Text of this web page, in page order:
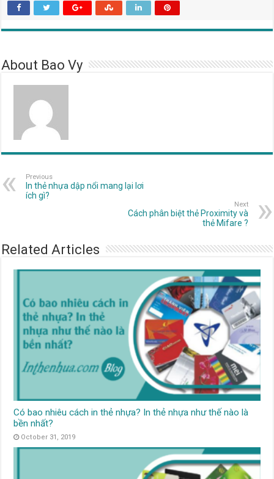
About Bao Vy
Previous
In thẻ nhựa dập nổi mang lại lơi
ích gì?
Next
Cách phân biệt thẻ Proximity và
thẻ Mifare ?
Related Articles
Có bao nhiêu cách in thẻ nhựa? In thẻ nhựa như thế nào là
bền nhất?
October 31, 2019